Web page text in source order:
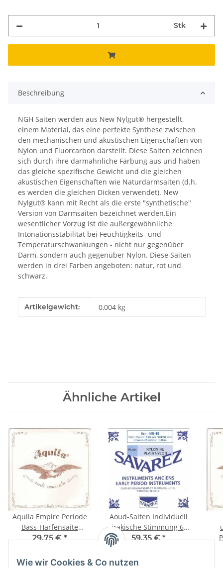
Wie wir Cookies & Co nutzen
Stk
Beschreibung
NGH Saiten werden aus New Nylgut® hergestellt,
einem Material, das eine perfekte Synthese zwischen
den mechanischen und akustischen Eigenschaften von
Nylon und Fluorcarbon darstellt. Diese Saiten zeichnen
sich durch ihre darmähnliche Färbung aus und haben
das gleiche spezifische Gewicht und die gleichen
akustischen Eigenschaften wie Naturdarmsaiten (d.h.
es werden die gleichen Dicken verwendet). New
Nylgut® kann mit Recht als die erste "synthetische"
Version von Darmsaiten bezeichnet werden.Ein
wesentlicher Vorzug ist die außergewöhnliche
Intonationsstabilität bei Feuchtigkeits- und
Temperaturschwankungen - nicht nur gegenüber
Darm, sondern auch gegenüber Nylon. Diese Saiten
werden in drei Farben angeboten: natur, rot und
schwarz.
Produkteigenschaft
Wert
Artikelgewicht: 0,004 kg
Ähnliche Artikel
Aquila Empire Periode
Bass-Harfensaite
Umsponnen AR
29,75 €*
Aoud-Saiten Individuell
irakische Stimmung 6-
Chörig
59,35 €*